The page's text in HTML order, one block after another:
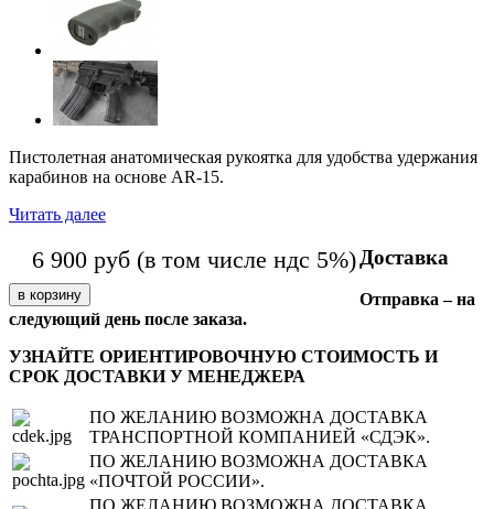
Пистолетная анатомическая рукоятка для удобства удержания
карабинов на основе AR-15.
Читать далее
6 900 руб (в том числе ндс 5%) Доставка
Отправка – на
следующий день после заказа.
УЗНАЙТЕ ОРИЕНТИРОВОЧНУЮ СТОИМОСТЬ И
СРОК ДОСТАВКИ У МЕНЕДЖЕРА
ПО ЖЕЛАНИЮ ВОЗМОЖНА ДОСТАВКА
ТРАНСПОРТНОЙ КОМПАНИЕЙ «СДЭК».
ПО ЖЕЛАНИЮ ВОЗМОЖНА ДОСТАВКА
«ПОЧТОЙ РОССИИ».